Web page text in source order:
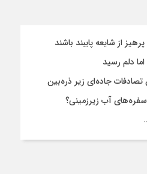
از شایعه پایبند باشند
دلم رسید
تصادفات جاده‌ای زیر ذره‌بین
آب زیرزمینی؟